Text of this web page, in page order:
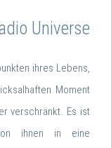
Universe
ihres Lebens,
Moment
verschränkt. Es ist
ihnen in eine